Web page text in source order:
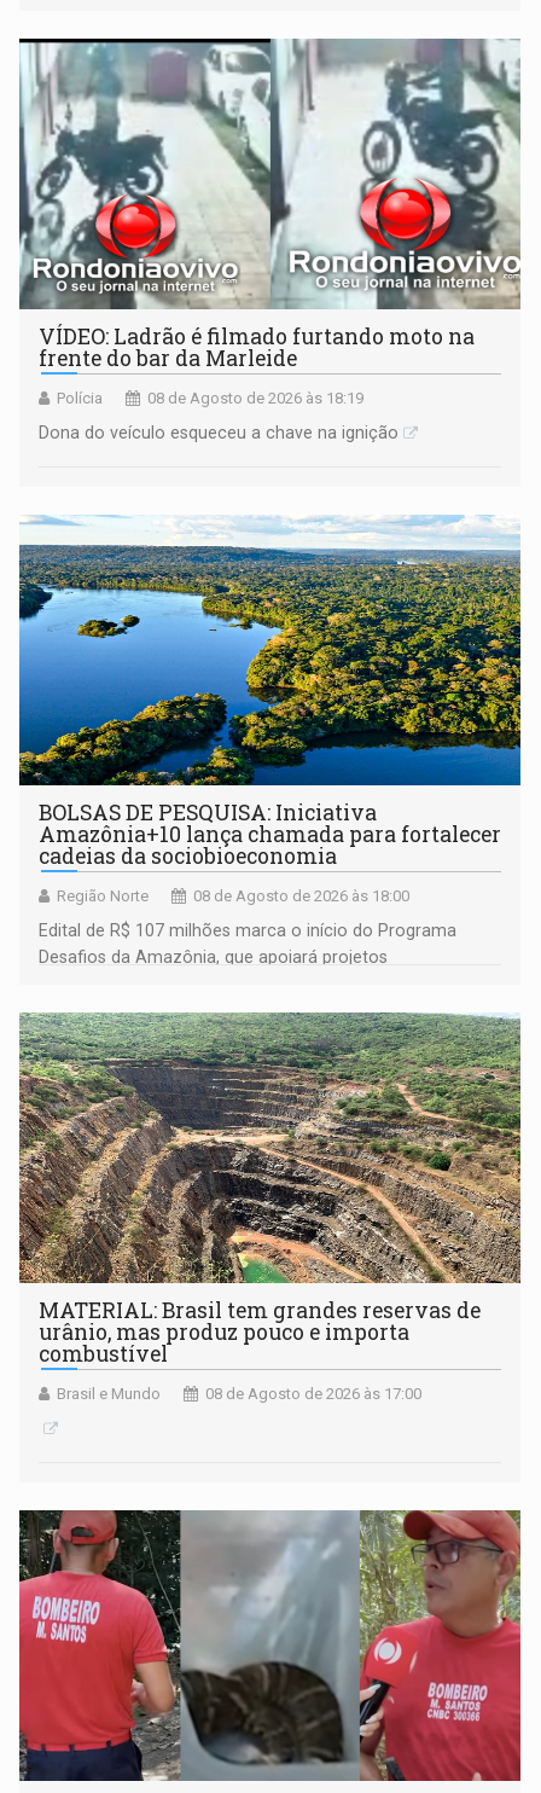
VÍDEO: Ladrão é filmado furtando moto na
frente do bar da Marleide
Polícia 08 de Agosto de 2026 às 18:19
Dona do veículo esqueceu a chave na ignição
BOLSAS DE PESQUISA: Iniciativa
Amazônia+10 lança chamada para fortalecer
cadeias da sociobioeconomia
Região Norte 08 de Agosto de 2026 às 18:00
Edital de R$ 107 milhões marca o início do Programa
Desafios da Amazônia, que apoiará projetos
submissão de pré-propostas poderá ser feita até 1º de
setembro
MATERIAL: Brasil tem grandes reservas de
urânio, mas produz pouco e importa
combustível
Brasil e Mundo 08 de Agosto de 2026 às 17:00